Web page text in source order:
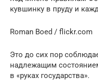
кувшинку в пруду и
Roman Boed / flickr.com
Это до сих пор
надлежащим
в «руках государства».